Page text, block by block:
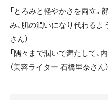
「とろみと軽やかさを両立
み、肌の潤いになり代わるよ
さん）
「隅々まで潤いで満たして、
（美容ライター 石橋里奈さん）